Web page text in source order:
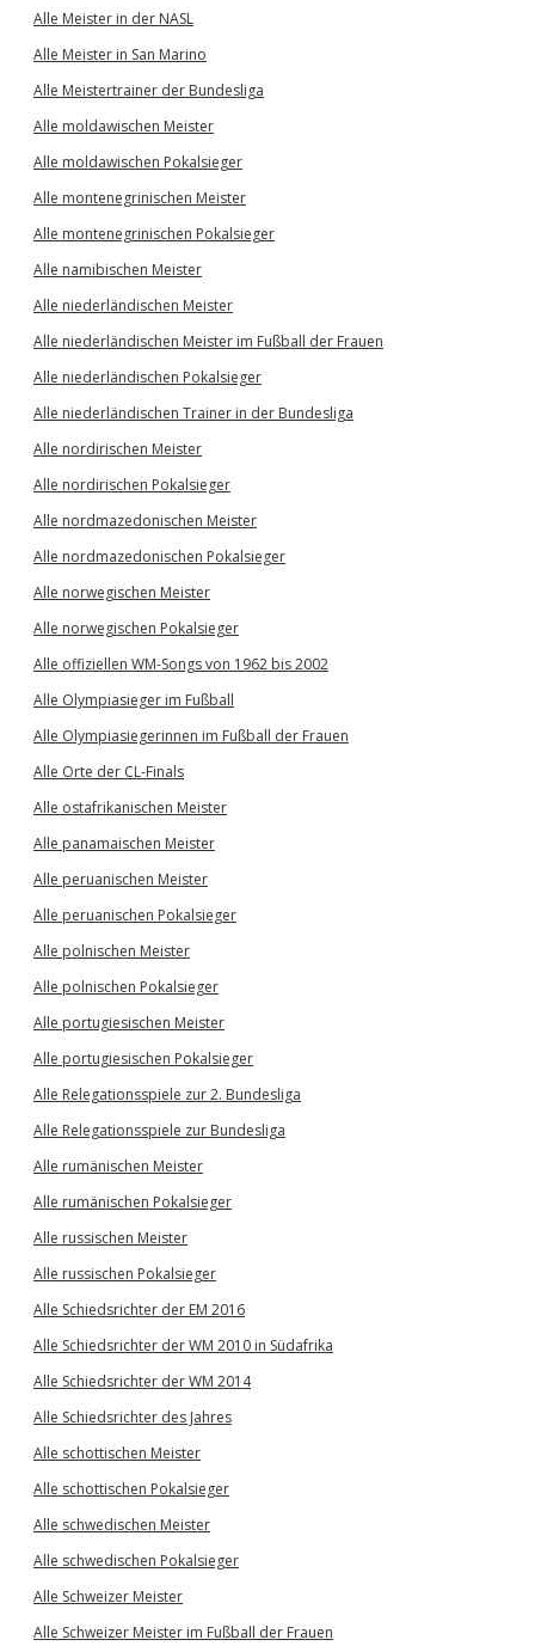
Alle Meister in der NASL
Alle Meister in San Marino
Alle Meistertrainer der Bundesliga
Alle moldawischen Meister
Alle moldawischen Pokalsieger
Alle montenegrinischen Meister
Alle montenegrinischen Pokalsieger
Alle namibischen Meister
Alle niederländischen Meister
Alle niederländischen Meister im Fußball der Frauen
Alle niederländischen Pokalsieger
Alle niederländischen Trainer in der Bundesliga
Alle nordirischen Meister
Alle nordirischen Pokalsieger
Alle nordmazedonischen Meister
Alle nordmazedonischen Pokalsieger
Alle norwegischen Meister
Alle norwegischen Pokalsieger
Alle offiziellen WM-Songs von 1962 bis 2002
Alle Olympiasieger im Fußball
Alle Olympiasiegerinnen im Fußball der Frauen
Alle Orte der CL-Finals
Alle ostafrikanischen Meister
Alle panamaischen Meister
Alle peruanischen Meister
Alle peruanischen Pokalsieger
Alle polnischen Meister
Alle polnischen Pokalsieger
Alle portugiesischen Meister
Alle portugiesischen Pokalsieger
Alle Relegationsspiele zur 2. Bundesliga
Alle Relegationsspiele zur Bundesliga
Alle rumänischen Meister
Alle rumänischen Pokalsieger
Alle russischen Meister
Alle russischen Pokalsieger
Alle Schiedsrichter der EM 2016
Alle Schiedsrichter der WM 2010 in Südafrika
Alle Schiedsrichter der WM 2014
Alle Schiedsrichter des Jahres
Alle schottischen Meister
Alle schottischen Pokalsieger
Alle schwedischen Meister
Alle schwedischen Pokalsieger
Alle Schweizer Meister
Alle Schweizer Meister im Fußball der Frauen